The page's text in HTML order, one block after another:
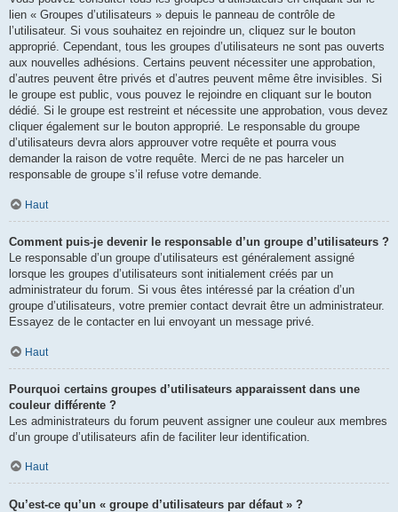
lien « Groupes d’utilisateurs » depuis le panneau de contrôle de
l’utilisateur. Si vous souhaitez en rejoindre un, cliquez sur le bouton
approprié. Cependant, tous les groupes d’utilisateurs ne sont pas ouverts
aux nouvelles adhésions. Certains peuvent nécessiter une approbation,
d’autres peuvent être privés et d’autres peuvent même être invisibles. Si
le groupe est public, vous pouvez le rejoindre en cliquant sur le bouton
dédié. Si le groupe est restreint et nécessite une approbation, vous devez
cliquer également sur le bouton approprié. Le responsable du groupe
d’utilisateurs devra alors approuver votre requête et pourra vous
demander la raison de votre requête. Merci de ne pas harceler un
responsable de groupe s’il refuse votre demande.
Haut
Comment puis-je devenir le responsable d’un groupe d’utilisateurs ?
Le responsable d’un groupe d’utilisateurs est généralement assigné
lorsque les groupes d’utilisateurs sont initialement créés par un
administrateur du forum. Si vous êtes intéressé par la création d’un
groupe d’utilisateurs, votre premier contact devrait être un administrateur.
Essayez de le contacter en lui envoyant un message privé.
Haut
Pourquoi certains groupes d’utilisateurs apparaissent dans une
couleur différente ?
Les administrateurs du forum peuvent assigner une couleur aux membres
d’un groupe d’utilisateurs afin de faciliter leur identification.
Haut
Qu’est-ce qu’un « groupe d’utilisateurs par défaut » ?